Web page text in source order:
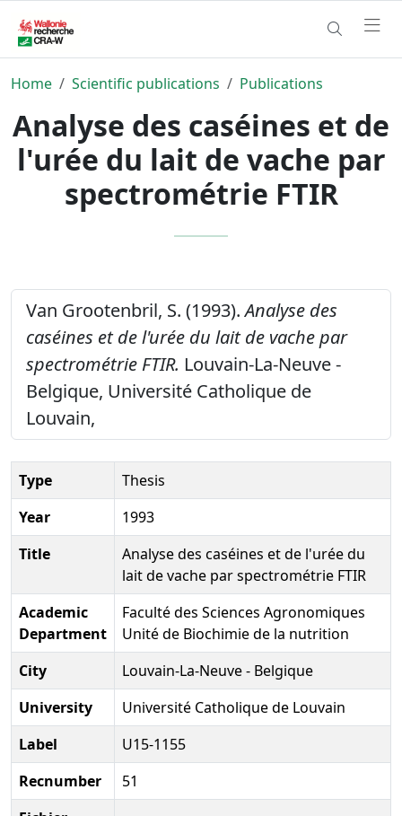
Home Scientific publications Publications
Analyse des caséines et de
l'urée du lait de vache par
spectrométrie FTIR
Van Grootenbril, S. (1993).Analyse des
caséines et de l'urée du lait de vache par
spectrométrie FTIR. Louvain-La-Neuve -
Belgique, Université Catholique de
Louvain,
Type
Thesis
Year
1993
Title
Analyse des caséines et de l'urée du
lait de vache par spectrométrie FTIR
Academic
Department
Faculté des Sciences Agronomiques
Unité de Biochimie de la nutrition
City
Louvain-La-Neuve - Belgique
University
Université Catholique de Louvain
Label
U15-1155
Recnumber
51